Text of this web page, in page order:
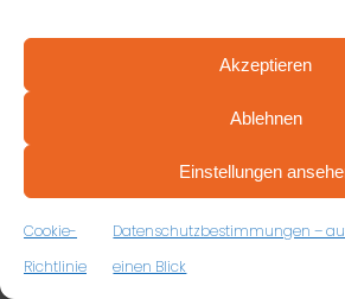
Akzeptieren
Ablehnen
Einstellungen
Cookie-
Richtlinie
Datenschutzbestimmungen –
einen Blick
Toll! Von den Entwürfen bis hin zur
Vielen Dank, wir sind sehr zufrieden!
Sebastian Vees
VEREINBAREN SIE
KOSTENFREIE
ZUM